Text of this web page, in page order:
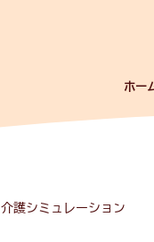
ホー
介護シミュレーション